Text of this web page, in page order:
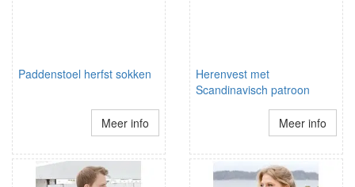
Paddenstoel herfst sokken
Meer info
Herenvest met
Scandinavisch patroon
Meer info